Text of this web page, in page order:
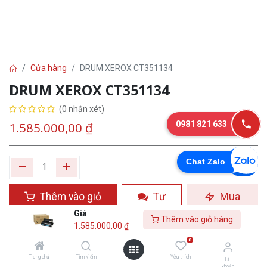
Giá
1.585.000,00 ₫
Thêm vào giỏ hàng
Trang chủ Tìm kiếm
0
Yêu thích
Tài
Cửa hàng DRUM XEROX CT351134
DRUM XEROX CT351134
(0 nhận xét)
1.585.000,00 ₫
Thêm vào giỏ
Tư
Mua
Chat Zalo
0981 821 633